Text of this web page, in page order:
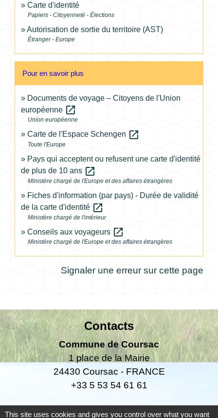
Carte d'identité
Papiers - Citoyenneté - Élections
Autorisation de sortie du territoire (AST)
Étranger - Europe
Pour en savoir plus
Documents de voyage – Citoyens de l'Union
européenne open_in_new
Union européenne
Carte de l'Espace Schengen open_in_new
Toute l'Europe
Pays qui acceptent ou refusent une carte d'identité
de plus de 10 ans open_in_new
Ministère chargé de l'Europe et des affaires étrangères
Fiches d'information (par pays) - Durée de validité
de la carte d'identité open_in_new
Ministère chargé de l'intérieur
Conseils aux voyageurs open_in_new
Ministère chargé de l'Europe et des affaires étrangères
Signaler une erreur sur cette page
Contacts
Commune de Coursac
1 place de la Mairie
24430 Coursac - FRANCE
+33 5 53 54 61 61
Téléphone pour les urgences uniquement en
This site uses cookies and gives you control over what you want